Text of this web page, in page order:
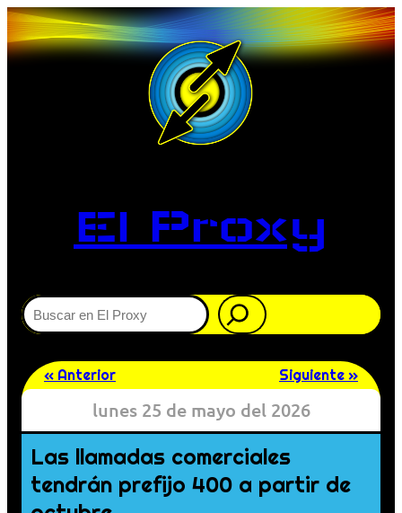
El Proxy
Buscar
« Anterior Siguiente »
lunes 25 de mayo del 2026
Las llamadas comerciales
tendrán prefijo 400 a partir de